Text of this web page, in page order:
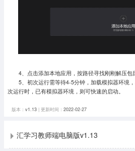
4、点击添加本地应用，按路径寻找刚刚解压包
5、初次运行需等待4-5分钟，加载模拟器环境
次运行时，已有模拟器环境，则可快速的启动。
版本： v1.13| 更新时间： 2022-02-27
汇学习教师端电脑版v1.13